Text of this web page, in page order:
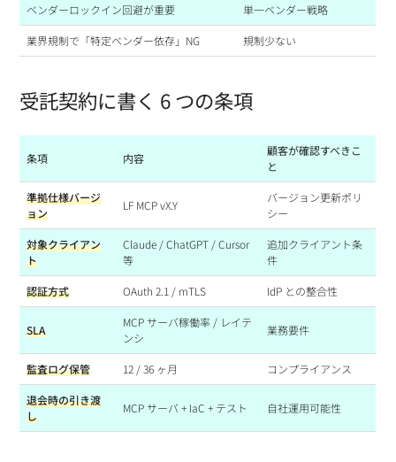
ベンダーロックイン回避が重要 単一ベンダー戦略
業界規制で「特定ベンダー依存」NG 規制少ない
受託契約に書く 6 つの条項
条項 内容
顧客が確認すべきこ
と
準拠仕様バージ
ョン
LF MCP vX.Y
バージョン更新ポリ
シー
対象クライアン
ト
Claude / ChatGPT / Cursor
等
追加クライアント条
件
認証方式 OAuth 2.1 / mTLS IdP との整合性
SLA
MCP サーバ稼働率 / レイテ
ンシ
業務要件
監査ログ保管 12 / 36 ヶ月 コンプライアンス
退会時の引き渡
し
MCP サーバ + IaC + テスト 自社運用可能性